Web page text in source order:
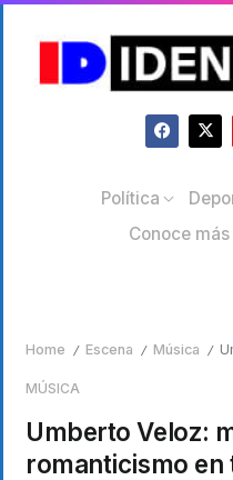
Política
Conoce más
Home / Escena / Música /
MÚSICA
Umberto Veloz:
romanticismo en